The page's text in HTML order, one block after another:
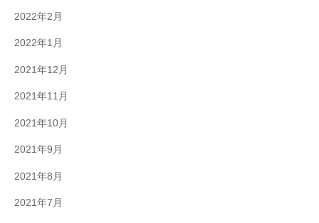
2022年2月
2022年1月
2021年12月
2021年11月
2021年10月
2021年9月
2021年8月
2021年7月